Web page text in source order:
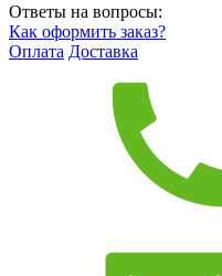
Ответы на вопросы:
Как оформить заказ?
Оплата Доставка